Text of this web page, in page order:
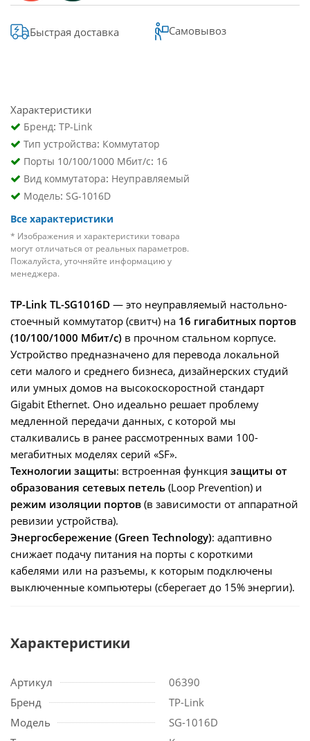
Быстрая доставка Самовывоз
Характеристики
Бренд: TP-Link
Тип устройства: Коммутатор
Порты 10/100/1000 Мбит/с: 16
Вид коммутатора: Неуправляемый
Модель: SG-1016D
Все характеристики
* Изображения и характеристики товара
могут отличаться от реальных параметров.
Пожалуйста, уточняйте информацию у
менеджера.
TP-Link TL-SG1016D — это неуправляемый настольно-
стоечный коммутатор (свитч) на 16 гигабитных портов
(10/100/1000 Мбит/с) в прочном стальном корпусе.
Устройство предназначено для перевода локальной
сети малого и среднего бизнеса, дизайнерских студий
или умных домов на высокоскоростной стандарт
Gigabit Ethernet. Оно идеально решает проблему
медленной передачи данных, с которой мы
сталкивались в ранее рассмотренных вами 100-
мегабитных моделях серий «SF».
Технологии защиты: встроенная функция защиты от
образования сетевых петель (Loop Prevention) и
режим изоляции портов (в зависимости от аппаратной
ревизии устройства).
Энергосбережение (Green Technology): адаптивно
снижает подачу питания на порты с короткими
кабелями или на разъемы, к которым подключены
выключенные компьютеры (сберегает до 15% энергии).
Характеристики
Артикул
06390
Бренд
TP-Link
Модель
SG-1016D